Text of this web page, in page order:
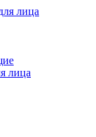
лица
лица